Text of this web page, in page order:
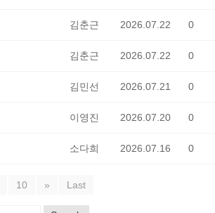
김춘근 2026.07.22 0
김춘근 2026.07.22 0
김민선 2026.07.21 0
이영진 2026.07.20 0
소다희 2026.07.16 0
10 » Last